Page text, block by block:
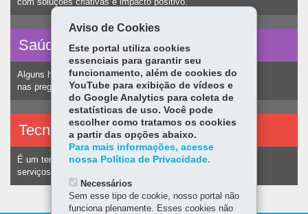
Saúde vocal
Alguns hábitos humanos podem ocasionar nódulos
nas pregas vocais e consequentemente alteração na voz.
Tecnologias assistivas
É um termo utilizado para identificar recursos e
serviços voltados a pessoas com deficiência.
Aviso de Cookies
Este portal utiliza cookies
essenciais para garantir seu
funcionamento, além de cookies do
YouTube para exibição de vídeos e
do Google Analytics para coleta de
estatísticas de uso. Você pode
escolher como tratamos os cookies
a partir das opções abaixo.
Para mais informações, acesse
nossa Política de Privacidade.
Necessários
Sem esse tipo de cookie, nosso portal não
funciona plenamente. Esses cookies não